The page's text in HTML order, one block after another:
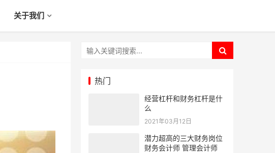
关于我们
热门
经营杠杆和财务杠杆是什
么
2021年03月12日
潜力超高的三大财务岗位
财务会计师 管理会计师